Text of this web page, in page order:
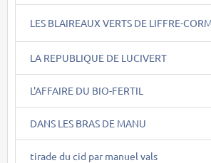
LES BLAIREAUX VERTS DE LIFFRE-
LA REPUBLIQUE DE LUCIVERT
L'AFFAIRE DU BIO-FERTIL
DANS LES BRAS DE MANU
tirade du cid par manuel vals